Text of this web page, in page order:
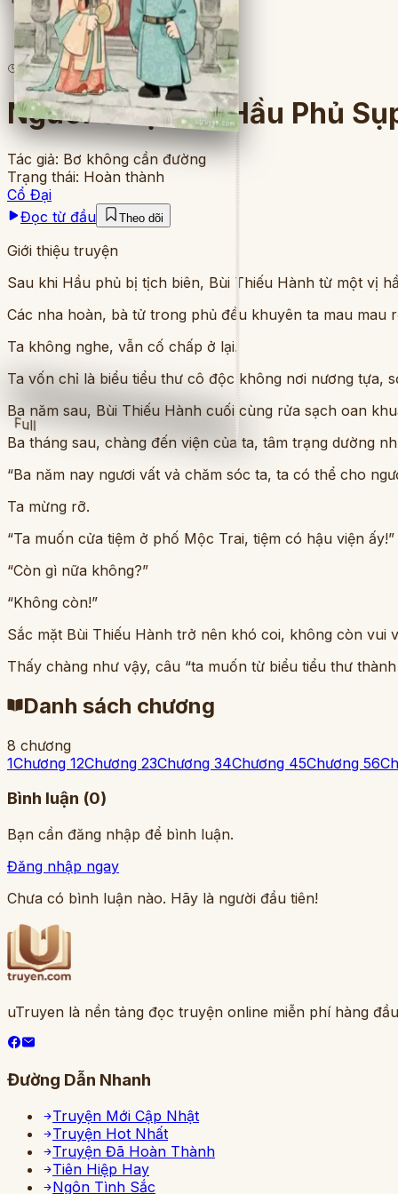
Full
7lượt đọc· 8chương
Người Ở Lại Khi Hầu Phủ
Tác giả: Bơ không cần đường
Trạng thái: Hoàn thành
Cổ Đại
Đọc từ đầu
Theo dõi
Giới thiệu truyện
Sau khi Hầu phủ bị tịch biên, Bùi Thiếu Hành từ một vị
Các nha hoàn, bà tử trong phủ đều khuyên ta mau mau
Ta không nghe, vẫn cố chấp ở lại.
Ta vốn chỉ là biểu tiểu thư cô độc không nơi nương tựa,
Ba năm sau, Bùi Thiếu Hành cuối cùng rửa sạch oan
Ba tháng sau, chàng đến viện của ta, tâm trạng dường
“Ba năm nay ngươi vất vả chăm sóc ta, ta có thể cho
Ta mừng rỡ.
“Ta muốn cửa tiệm ở phố Mộc Trai, tiệm có hậu viện ấy!”
“Còn gì nữa không?”
“Không còn!”
Sắc mặt Bùi Thiếu Hành trở nên khó coi, không còn vui
Thấy chàng như vậy, câu “ta muốn từ biểu tiểu thư
Danh sách chương
8 chương
1Chương 12Chương 23Chương 34Chương 45Chương 56
Bình luận (0)
Bạn cần đăng nhập để bình luận.
Đăng nhập ngay
Chưa có bình luận nào. Hãy là người đầu tiên!
uTruyen là nền tảng đọc truyện online miễn phí hàng
Đường Dẫn Nhanh
Truyện Mới Cập Nhật
Truyện Hot Nhất
Truyện Đã Hoàn Thành
Tiên Hiệp Hay
Ngôn Tình Sắc